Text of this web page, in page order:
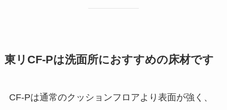
東リCF-Pは洗面所におすすめの床材です
CF-Pは通常のクッションフロアより表面が強く、